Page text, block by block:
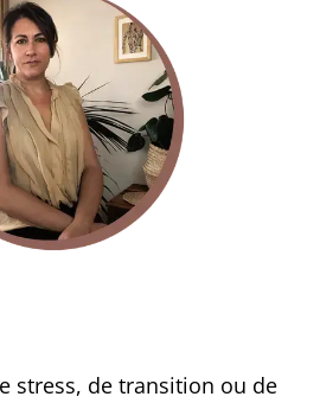
stress, de transition ou de